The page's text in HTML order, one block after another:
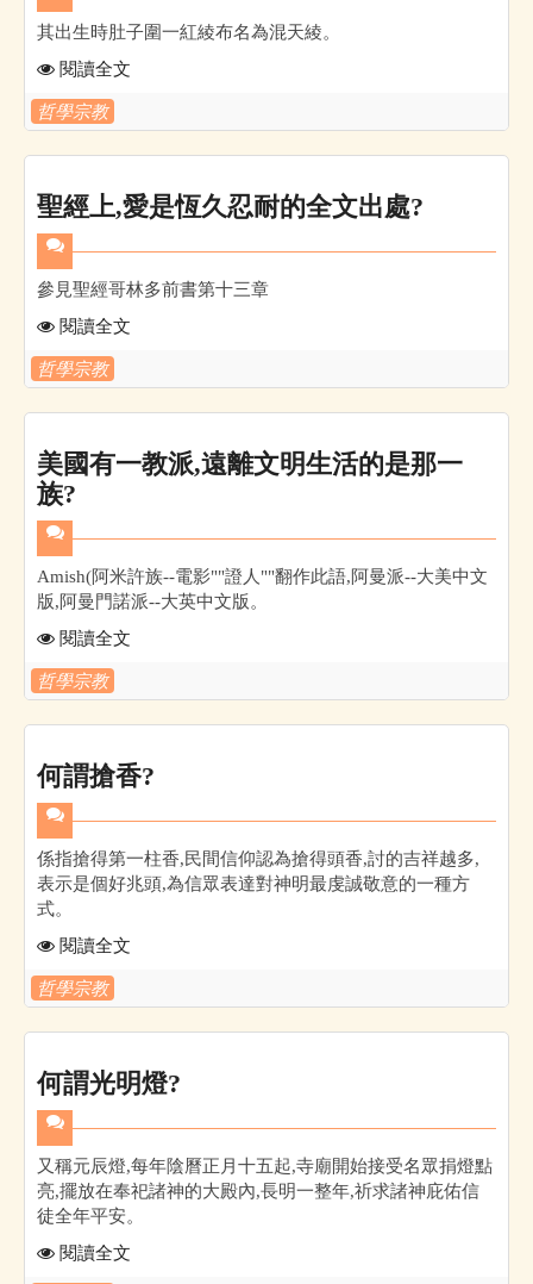
其出生時肚子圍一紅綾布名為混天綾。
閱讀全文
哲學宗教
聖經上,愛是恆久忍耐的全文出處?
參見聖經哥林多前書第十三章
閱讀全文
哲學宗教
美國有一教派,遠離文明生活的是那一
族?
Amish(阿米許族--電影""證人""翻作此語,阿曼派--大美中文
版,阿曼門諾派--大英中文版。
閱讀全文
哲學宗教
何謂搶香?
係指搶得第一柱香,民間信仰認為搶得頭香,討的吉祥越多,
表示是個好兆頭,為信眾表達對神明最虔誠敬意的一種方
式。
閱讀全文
哲學宗教
何謂光明燈?
又稱元辰燈,每年陰曆正月十五起,寺廟開始接受名眾捐燈點
亮,擺放在奉祀諸神的大殿內,長明一整年,祈求諸神庇佑信
徒全年平安。
閱讀全文